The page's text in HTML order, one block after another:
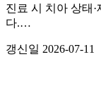
진료 시 치아 상태
다.…
갱신일 2026-07-11